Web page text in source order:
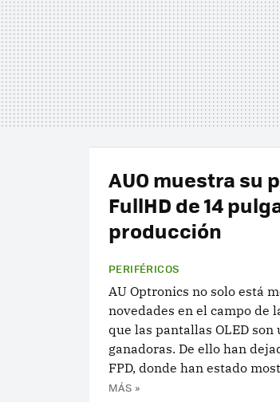
AUO muestra su
FullHD de 14
producción
PERIFÉRICOS
AU Optronics no solo está
novedades en el campo de
que las pantallas OLED son
ganadoras. De ello han
FPD, donde han estado
MÁS »